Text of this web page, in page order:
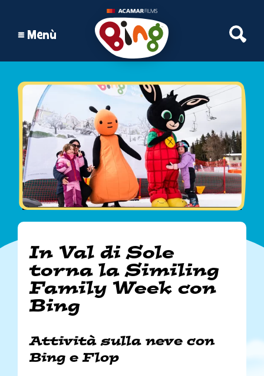
Menù Open
In Val di Sole
torna la Similing
Family Week con
Bing
Attività sulla neve con
Bing e Flop